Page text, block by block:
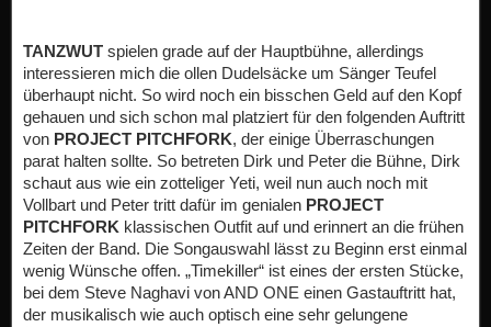
TANZWUT spielen grade auf der Hauptbühne, allerdings
interessieren mich die ollen Dudelsäcke um Sänger Teufel
überhaupt nicht. So wird noch ein bisschen Geld auf den Kopf
gehauen und sich schon mal platziert für den folgenden Auftritt
von PROJECT PITCHFORK, der einige Überraschungen
parat halten sollte. So betreten Dirk und Peter die Bühne, Dirk
schaut aus wie ein zotteliger Yeti, weil nun auch noch mit
Vollbart und Peter tritt dafür im genialen PROJECT
PITCHFORK klassischen Outfit auf und erinnert an die frühen
Zeiten der Band. Die Songauswahl lässt zu Beginn erst einmal
wenig Wünsche offen. „Timekiller“ ist eines der ersten Stücke,
bei dem Steve Naghavi von AND ONE einen Gastauftritt hat,
der musikalisch wie auch optisch eine sehr gelungene